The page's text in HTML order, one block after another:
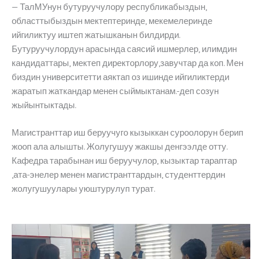
— ТалМУнун бутуруучулору республикабыздын,
областтыбыздын мектептеринде, мекемелеринде
ийгиликтуу иштеп жатышканын билдирди.
Бутуруучулордун арасында саясий ишмерлер, илимдин
кандидаттары, мектеп директорлору,завучтар да коп. Мен
биздин университетти аяктап оз ишинде ийгиликтерди
жаратып жаткандар менен сыймыктанам.-деп созун
жыйынтыктады.
Магистранттар иш беруучуго кызыккан суроолорун берип
жооп ала алышты. Жолугушуу жакшы денгээлде отту.
Кафедра тарабынан иш беруучулор, кызыктар тараптар
,ата-энелер менен магистранттардын, студенттердин
жолугушуулары уюштурулуп турат.